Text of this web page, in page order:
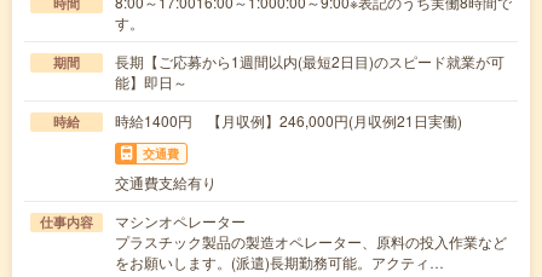
す。
期間
長期【ご応募から1週間以内(最短2日目)のスピード就業が可
能】即日～
時給 時給1400円 【月収例】246,000円(月収例21日実働)
交通費
交通費支給有り
仕事内容
マシンオペレーター
プラスチック製品の製造オペレーター、原料の投入作業など
をお願いします。(派遣)長期勤務可能。アクティ…